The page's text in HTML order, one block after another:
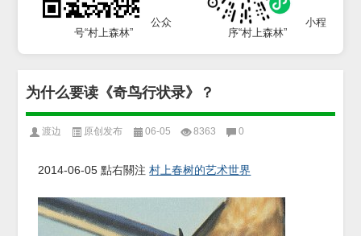
公众
号“村上森林”
小程
序“村上森林”
为什么要读《奇鸟行状录》？
渡边 原创发布 06-05 8363 0
2014-06-05 點右關注 村上春树的艺术世界